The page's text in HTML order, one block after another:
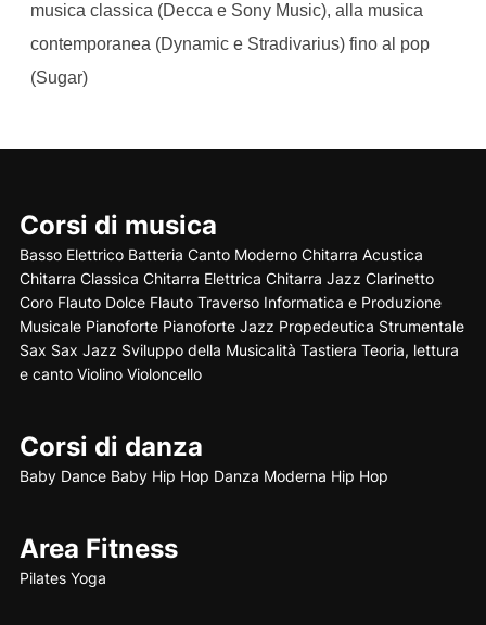
musica classica (Decca e Sony Music), alla musica
contemporanea (Dynamic e Stradivarius) fino al pop
(Sugar)
Corsi di musica
Basso Elettrico Batteria Canto Moderno Chitarra Acustica
Chitarra Classica Chitarra Elettrica Chitarra Jazz Clarinetto
Coro Flauto Dolce Flauto Traverso Informatica e Produzione
Musicale Pianoforte Pianoforte Jazz Propedeutica Strumentale
Sax Sax Jazz Sviluppo della Musicalità Tastiera Teoria, lettura
e canto Violino Violoncello
Corsi di danza
Baby Dance Baby Hip Hop Danza Moderna Hip Hop
Area Fitness
Pilates Yoga